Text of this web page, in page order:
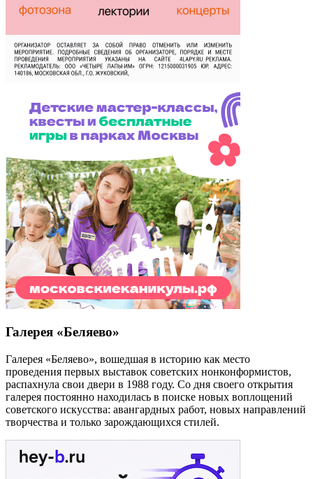
Галерея «Беляево»
Галерея «Беляево», вошедшая в историю как место
проведения первых выставок советских нонконформистов,
распахнула свои двери в 1988 году. Со дня своего открытия
галерея постоянно находилась в поиске новых воплощений
советского искусства: авангардных работ, новых направлений
творчества и только зарождающихся стилей.